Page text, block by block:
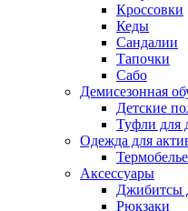
Кроссовки
Кеды
Сандалии
Тапочки
Сабо
Демисезонная
Детские
Туфли для
Одежда для
Термобелье
Аксессуары
Джибитсы
Рюкзаки